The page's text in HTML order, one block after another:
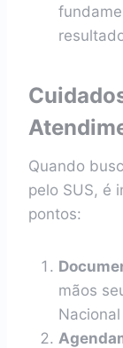
Quando
pelo SUS, é
pontos:
mãos